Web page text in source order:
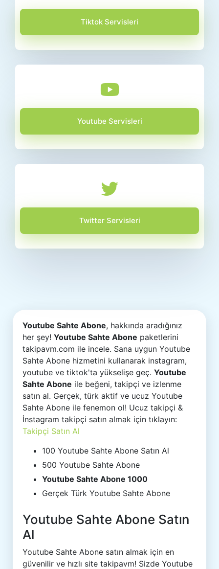
Tiktok Servisleri
Youtube Servisleri
Twitter Servisleri
Youtube Sahte Abone, hakkında aradığınız
her şey!Youtube Sahte Abone paketlerini
takipavm.com ile incele. Sana uygun Youtube
Sahte Abone hizmetini kullanarak instagram,
youtube ve tiktok'ta yükselişe geç.Youtube
Sahte Abone ile beğeni, takipçi ve izlenme
satın al. Gerçek, türk aktif ve ucuz Youtube
Sahte Abone ile fenemon ol! Ucuz takipçi &
İnstagram takipçi satın almak için tıklayın:
Takipçi Satın Al
100 Youtube Sahte Abone Satın Al
500 Youtube Sahte Abone
Youtube Sahte Abone 1000
Gerçek Türk Youtube Sahte Abone
Youtube Sahte Abone Satın
Al
Youtube Sahte Abone satın almak için en
güvenilir ve hızlı site takipavm! Sizde Youtube